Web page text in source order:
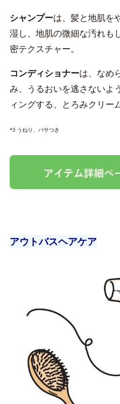
シャンプーは、髪と地肌を
湿し、地肌の微細な汚れも
密テクスチャー。
コンディショナーは、なめ
み、うるおいを逃さないよ
ィングする、とろみクリー
*3 うねり、パサつき
アウトバスヘアケア